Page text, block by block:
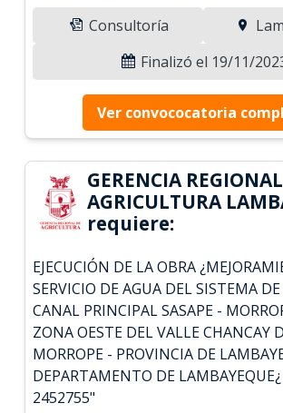
Consultoría
Finalizó el 19/11/
Ver convococatoria
GERENCIA
AGRICULTURA
requiere:
EJECUCIÓN DE LA OBRA
SERVICIO DE AGUA DEL SISTEMA
CANAL PRINCIPAL SASAPE -
ZONA OESTE DEL VALLE CHANCAY
MORROPE - PROVINCIA DE
DEPARTAMENTO DE
2452755"